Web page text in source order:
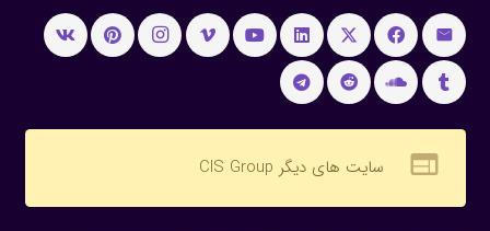
web سایت های دیگر CIS Group